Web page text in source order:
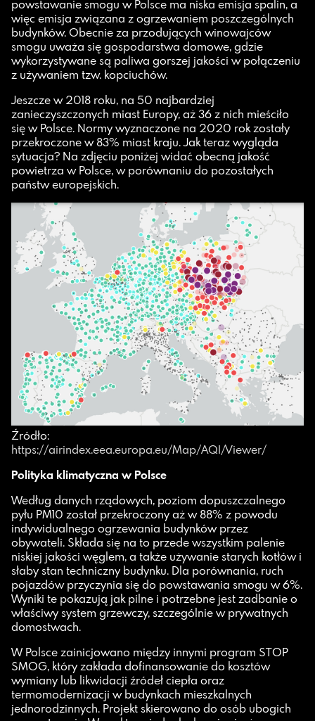
powstawanie smogu w Polsce ma niska emisja spalin, a
więc emisja związana z ogrzewaniem poszczególnych
budynków. Obecnie za przodujących winowajców
smogu uważa się gospodarstwa domowe, gdzie
wykorzystywane są paliwa gorszej jakości w połączeniu
z używaniem tzw. kopciuchów.
Jeszcze w 2018 roku, na 50 najbardziej
zanieczyszczonych miast Europy, aż 36 z nich mieściło
się w Polsce. Normy wyznaczone na 2020 rok zostały
przekroczone w 83% miast kraju. Jak teraz wygląda
sytuacja? Na zdjęciu poniżej widać obecną jakość
powietrza w Polsce, w porównaniu do pozostałych
państw europejskich.
Źródło:
https://airindex.eea.europa.eu/Map/AQI/Viewer/
Polityka klimatyczna w Polsce
Według danych rządowych, poziom dopuszczalnego
pyłu PM10 został przekroczony aż w 88% z powodu
indywidualnego ogrzewania budynków przez
obywateli. Składa się na to przede wszystkim palenie
niskiej jakości węglem, a także używanie starych kotłów i
słaby stan techniczny budynku. Dla porównania, ruch
pojazdów przyczynia się do powstawania smogu w 6%.
Wyniki te pokazują jak pilne i potrzebne jest zadbanie o
właściwy system grzewczy, szczególnie w prywatnych
domostwach.
W Polsce zainicjowano między innymi program STOP
SMOG, który zakłada dofinansowanie do kosztów
wymiany lub likwidacji źródeł ciepła oraz
termomodernizacji w budynkach mieszkalnych
jednorodzinnych. Projekt skierowano do osób ubogich